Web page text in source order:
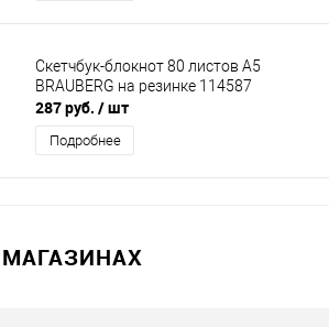
Скетчбук-блокнот 80 листов А5
BRAUBERG на резинке 114587
287 руб. / шт
Подробнее